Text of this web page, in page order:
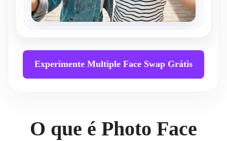
Experimente Multiple Face Swap Grátis
O que é Photo Face